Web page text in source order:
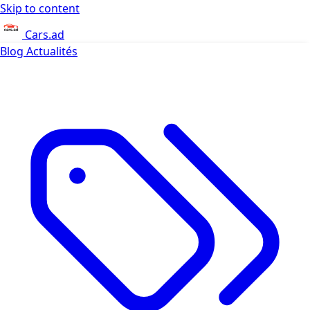
Skip to content
Cars.ad
Blog Actualités